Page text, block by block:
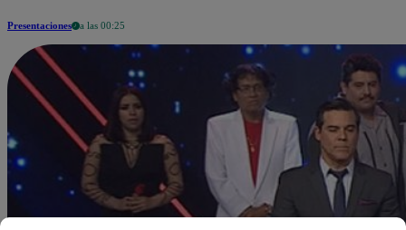
Presentaciones a las 00:25